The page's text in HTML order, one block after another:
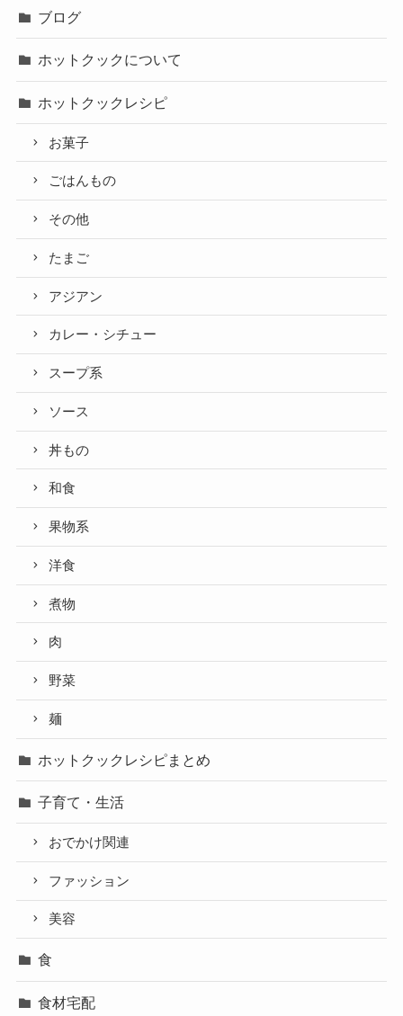
ブログ
ホットクックについて
ホットクックレシピ
お菓子
ごはんもの
その他
たまご
アジアン
カレー・シチュー
スープ系
ソース
丼もの
和食
果物系
洋食
煮物
肉
野菜
麺
ホットクックレシピまとめ
子育て・生活
おでかけ関連
ファッション
美容
食
食材宅配